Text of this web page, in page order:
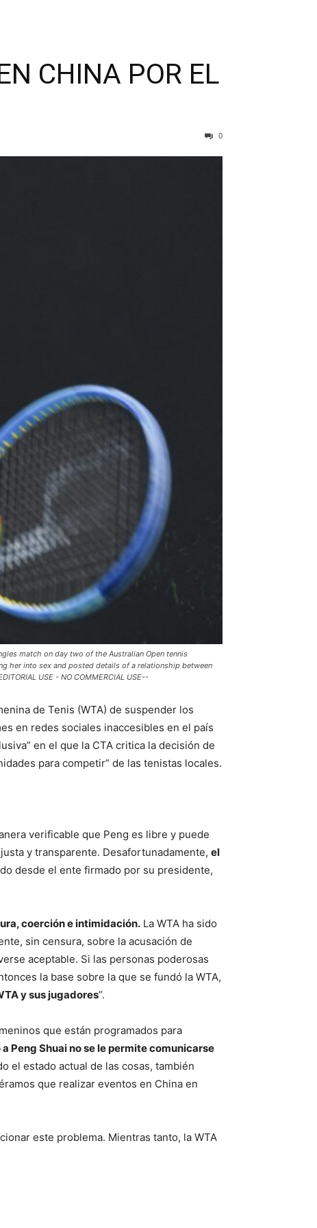
CHINA POR EL
0
match on day two of the Australian Open tennis
her into sex and posted details of a relationship between
USE - NO COMMERCIAL USE--
de Tenis (WTA) de suspender los
en redes sociales inaccesibles en el país
en el que la CTA critica la decisión de
para competir” de las tenistas locales.
verificable que Peng es libre y puede
y transparente. Desafortunadamente, el
desde el ente firmado por su presidente,
coerción e intimidación. La WTA ha sido
sin censura, sobre la acusación de
aceptable. Si las personas poderosas
la base sobre la que se fundó la WTA,
y sus jugadores”.
que están programados para
Peng Shuai no se le permite comunicarse
el estado actual de las cosas, también
que realizar eventos en China en
este problema. Mientras tanto, la WTA